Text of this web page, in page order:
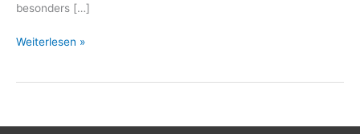
besonders […]
Christiane
nicht
Weiterlesen »